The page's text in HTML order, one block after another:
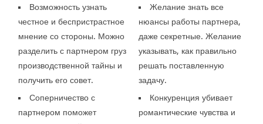
Возможность узнать
честное и беспристрастное
мнение со стороны. Можно
разделить с партнером груз
производственной тайны и
получить его совет.
Соперничество с
партнером поможет
Желание знать все
нюансы работы партнера,
даже секретные. Желание
указывать, как правильно
решать поставленную
задачу.
Конкуренция убивает
романтические чувства и